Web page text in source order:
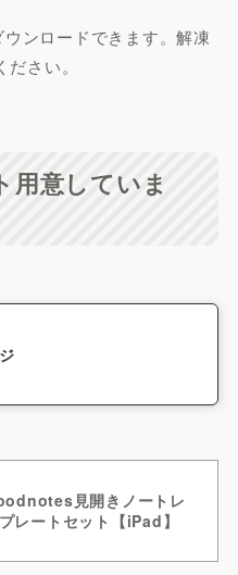
ンロードできます。解凍
さい。
用意していま
見開きノートレ
レートセット【iPad】